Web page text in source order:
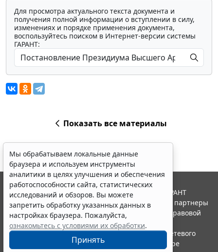
Для просмотра актуального текста документа и
получения полной информации о вступлении в силу,
изменениях и порядке применения документа,
воспользуйтесь поиском в Интернет-версии системы
ГАРАНТ:
Показать все материалы
Мы обрабатываем локальные данные
браузера и используем инструменты
аналитики в целях улучшения и обеспечения
работоспособности сайта, статистических
исследований и обзоров. Вы можете
запретить обработку указанных данных в
настройках браузера. Пожалуйста,
ознакомьтесь с условиями их обработки.
Принять
© ООО "НПП "ГАРАНТ-СЕРВИС", 2026. Система ГАРАНТ
выпускается с 1990 года. Компания "Гарант" и ее партнеры
являются участниками Российской ассоциации правовой
информации ГАРАНТ.
Портал ГАРАНТ.РУ зарегистрирован в качестве сетевого
издания Федеральной службой по надзору в сфере